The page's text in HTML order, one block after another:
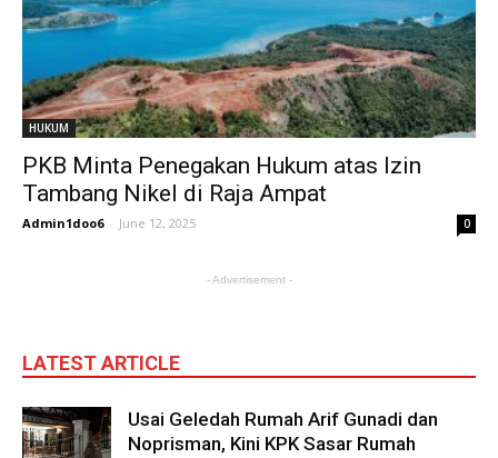
HUKUM
PKB Minta Penegakan Hukum atas Izin
Tambang Nikel di Raja Ampat
Admin1doo6 - June 12, 2025 0
- Advertisement -
LATEST ARTICLE
Usai Geledah Rumah Arif Gunadi dan
Noprisman, Kini KPK Sasar Rumah